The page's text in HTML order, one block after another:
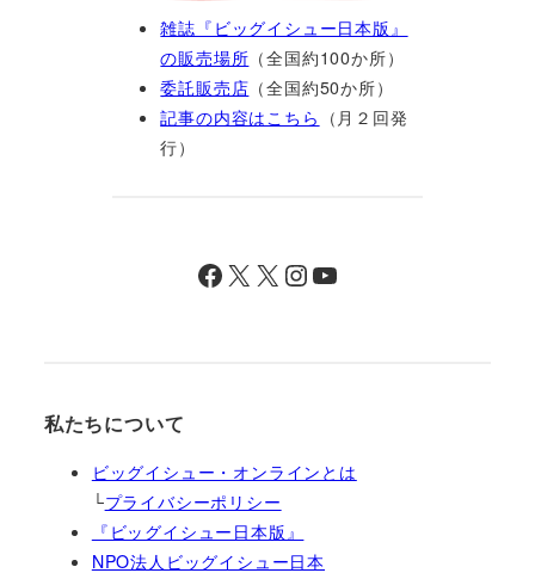
雑誌『ビッグイシュー日本版』
の販売場所 （全国約100か所）
委託販売店 （全国約50か所）
記事の内容はこちら （月２回発
行）
Facebook X X InstagramYouTube
私たちについて
ビッグイシュー・オンラインとは
└プライバシーポリシー
『ビッグイシュー日本版』
NPO法人ビッグイシュー日本